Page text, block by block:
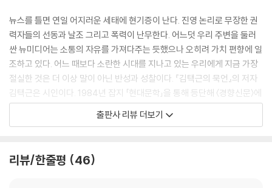
무덤을 박차고 나온 사람들ㆍ232
중도주의, 정하룡의 마지막 당부ㆍ236
당신들이 바다를 아는가ㆍ240
서해 끝에 격렬비열도가 있다ㆍ244
지구 멸망이 아니다ㆍ248
석유동물 시대의 종말ㆍ252
소나무야 소나무야ㆍ256
박경리의 ‘생명’ㆍ259
교회 문을 열어라ㆍ265
평화를 원한다면 내가 먼저 평화가 되자ㆍ269
뉴스를 틀면 연일 어지러운 세태에 현기증이 난다. 진영 논리로 무장한 권
력자들의 선동과 날조 그리고 폭력이 난무한다. 어느덧 우리 주변을 둘러
싼 뉴미디어는 소통의 자유를 가져다주는 듯했으나 오히려 가치 편향에 일
조하고 있다. 어느 때보다 소란한 시대를 지나고 있는 우리에게 지금 가장
절실한 것은 더 이상 말이 아닌 반성과 성찰이다. 『김택근의 묵언』의 저자
김택근은 시인이다. 1984년 잡지 「현대문학」을 통해 등단해 〈경향신문〉에
서 30여 년간 편집기자로 일했다. 2004년부터 2010년까지 6년간 김대
중 자서전을 집필하기도 했다. 기자로 활동하며 김택근이 얻은 별명은 ‘문
시적 성찰을 바탕으로 한 김택근의 글은 그래서 단단하면서도 서정적이다
출판사 리뷰 더보기
리뷰/한줄평 46